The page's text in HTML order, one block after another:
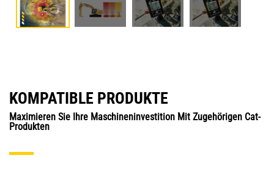
KOMPATIBLE PRODUKTE
Maximieren Sie Ihre Maschineninvestition Mit Zugehörigen Cat-
Produkten